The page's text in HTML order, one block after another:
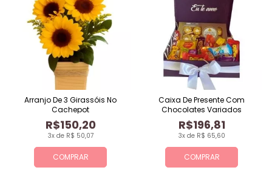
COMPRAR
3x de R$ 50,07
R$150,20
Arranjo De 3 Girassóis No
Cachepot
COMPRAR
3x de R$ 65,60
R$196,81
Caixa De Presente Com
Chocolates Variados